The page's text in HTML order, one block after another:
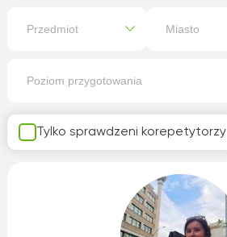
Tylko sprawdzeni korepetytorzy
Przedmiot Miasto
Poziom przygotowania